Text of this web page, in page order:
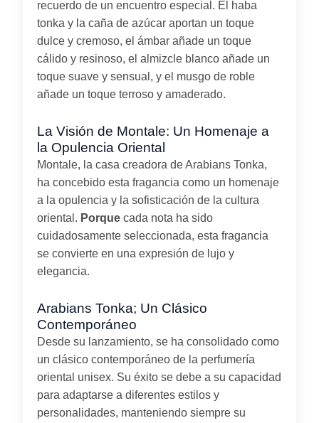
recuerdo de un encuentro especial. El haba
tonka y la caña de azúcar aportan un toque
dulce y cremoso, el ámbar añade un toque
cálido y resinoso, el almizcle blanco añade un
toque suave y sensual, y el musgo de roble
añade un toque terroso y amaderado.
La Visión de Montale: Un Homenaje a
la Opulencia Oriental
Montale, la casa creadora de Arabians Tonka,
ha concebido esta fragancia como un homenaje
a la opulencia y la sofisticación de la cultura
oriental. Porque cada nota ha sido
cuidadosamente seleccionada, esta fragancia
se convierte en una expresión de lujo y
elegancia.
Arabians Tonka; Un Clásico
Contemporáneo
Desde su lanzamiento, se ha consolidado como
un clásico contemporáneo de la perfumería
oriental unisex. Su éxito se debe a su capacidad
para adaptarse a diferentes estilos y
personalidades, manteniendo siempre su